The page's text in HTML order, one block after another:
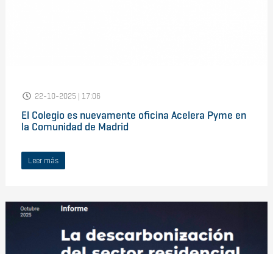
22-10-2025 | 17:06
El Colegio es nuevamente oficina Acelera Pyme en
la Comunidad de Madrid
Leer más